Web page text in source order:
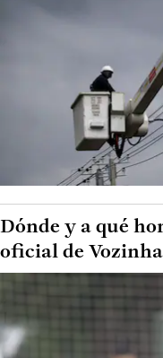
Dónde y a qué
oficial de